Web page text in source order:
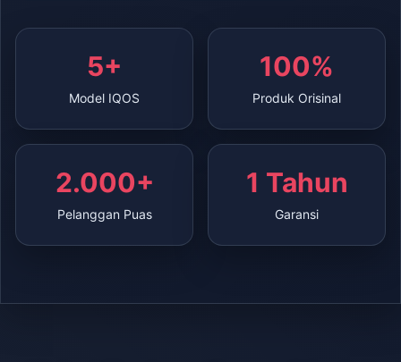
5+
Model IQOS
100%
Produk Orisinal
2.000+
Pelanggan Puas
1 Tahun
Garansi